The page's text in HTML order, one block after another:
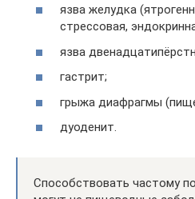
язва желудка
стрессовая,
язва
гастрит;
грыжа диафрагмы
дуоденит.
Способствовать частому